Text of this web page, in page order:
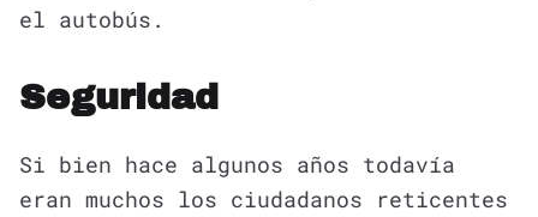
el autobús.
Seguridad
Si bien hace algunos años todavía
eran muchos los ciudadanos reticentes